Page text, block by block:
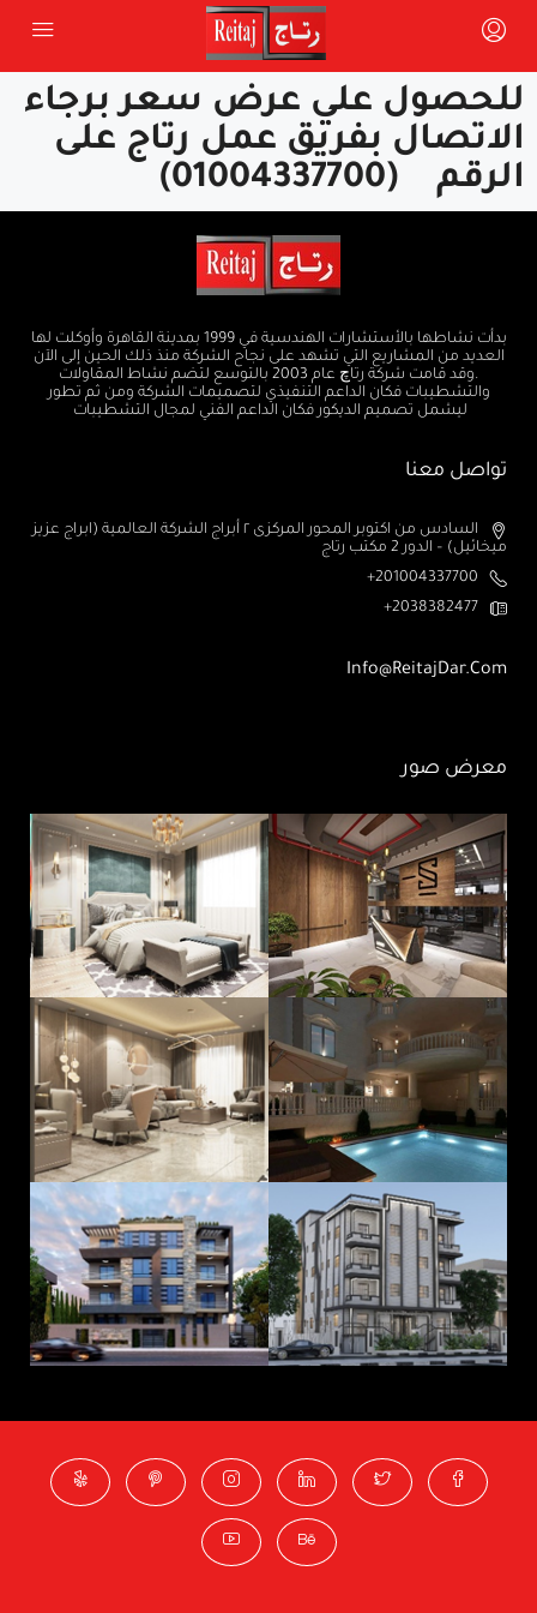
للحصول علي عرض سعر برجاء
الاتصال بفريق عمل رتاج على
الرقم (01004337700)
بدأت نشاطها بالأستشارات الهندسية في 1999 بمدينة القاهرة وأوكلت لها
العديد من المشاريع التي تشهد على نجاح الشركة منذ ذلك الحين إلى الآن
.وقد قامت شركة رتاچ عام 2003 بالتوسع لتضم نشاط المقاولات
والتشطيبات فكان الداعم التنفيذي لتصميمات الشركة ومن ثم تطور
ليشمل تصميم الديكور فكان الداعم الفني لمجال التشطيبات
تواصل معنا
السادس من اكتوبر المحور المركزى ٢ أبراج الشركة العالمية (ابراج عزيز
ميخائيل) – الدور 2 مكتب رتاج
201004337700+
2038382477+
Info@ReitajDar.com
معرض صور